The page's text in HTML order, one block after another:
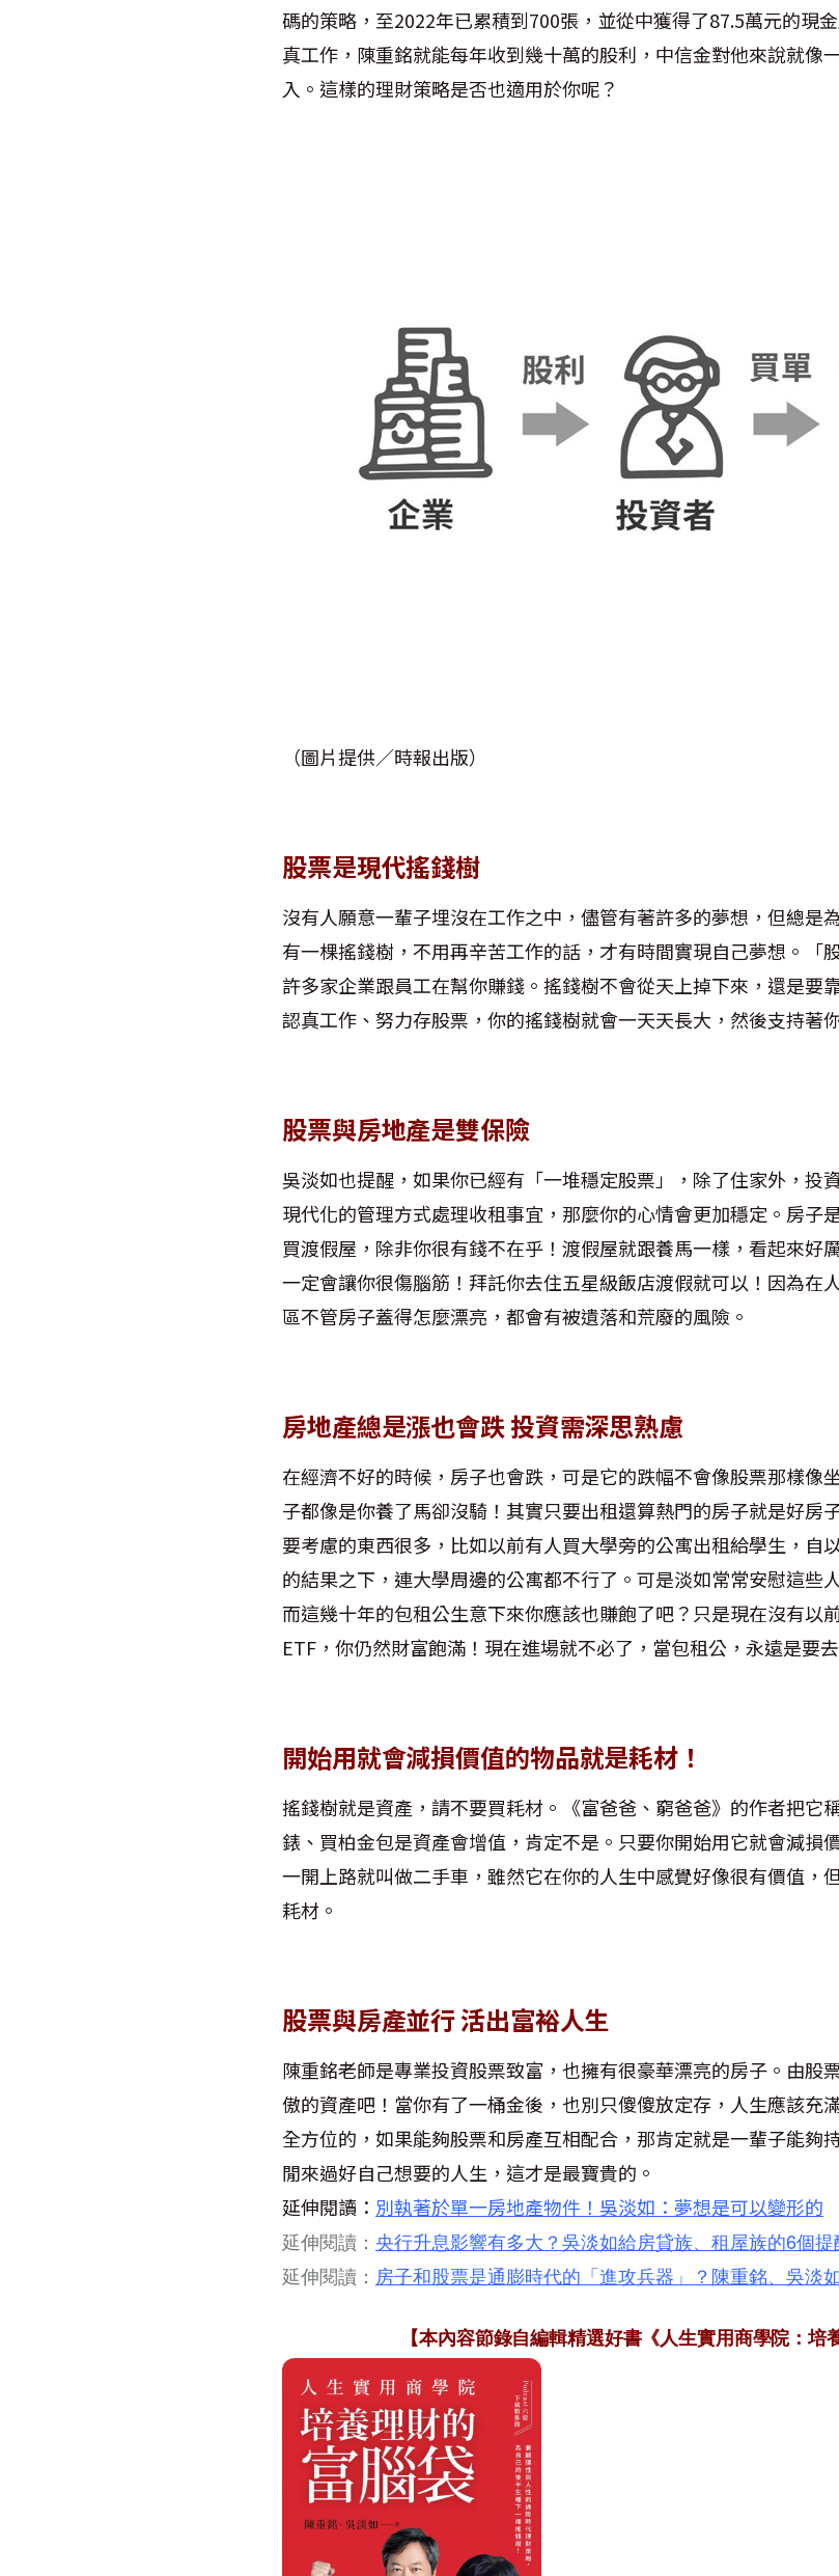
碼的策略，至2022年已累積到700張，並從中獲得了87.5萬元的現
真工作，陳重銘就能每年收到幾十萬的股利，中信金對他來說就像
入。這樣的理財策略是否也適用於你呢？
（圖片提供／時報出版）
股票是現代搖錢樹
沒有人願意一輩子埋沒在工作之中，儘管有著許多的夢想，但總是
有一棵搖錢樹，不用再辛苦工作的話，才有時間實現自己夢想。「
許多家企業跟員工在幫你賺錢。搖錢樹不會從天上掉下來，還是要
認真工作、努力存股票，你的搖錢樹就會一天天長大，然後支持著
股票與房地產是雙保險
吳淡如也提醒，如果你已經有「一堆穩定股票」，除了住家外，投
現代化的管理方式處理收租事宜，那麼你的心情會更加穩定。房子
買渡假屋，除非你很有錢不在乎！渡假屋就跟養馬一樣，看起來好
一定會讓你很傷腦筋！拜託你去住五星級飯店渡假就可以！因為在
區不管房子蓋得怎麼漂亮，都會有被遺落和荒廢的風險。
房地產總是漲也會跌 投資需深思熟慮
在經濟不好的時候，房子也會跌，可是它的跌幅不會像股票那樣像
子都像是你養了馬卻沒騎！其實只要出租還算熱門的房子就是好房
要考慮的東西很多，比如以前有人買大學旁的公寓出租給學生，自
的結果之下，連大學周邊的公寓都不行了。可是淡如常常安慰這些
而這幾十年的包租公生意下來你應該也賺飽了吧？只是現在沒有以
ETF，你仍然財富飽滿！現在進場就不必了，當包租公，永遠是要
開始用就會減損價值的物品就是耗材！
搖錢樹就是資產，請不要買耗材。《富爸爸、窮爸爸》的作者把它
錶、買柏金包是資產會增值，肯定不是。只要你開始用它就會減損
一開上路就叫做二手車，雖然它在你的人生中感覺好像很有價值，
耗材。
股票與房產並行 活出富裕人生
陳重銘老師是專業投資股票致富，也擁有很豪華漂亮的房子。由股
傲的資產吧！當你有了一桶金後，也別只傻傻放定存，人生應該充
全方位的，如果能夠股票和房產互相配合，那肯定就是一輩子能夠
閒來過好自己想要的人生，這才是最寶貴的。
延伸閱讀： 別執著於單一房地產物件！吳淡如：夢想是可以變形的
延伸閱讀： 央行升息影響有多大？吳淡如給房貸族、租屋族的6個提
延伸閱讀： 房子和股票是通膨時代的「進攻兵器」？陳重銘、吳淡
【本內容節錄自編輯精選好書《人生實用商學院：培